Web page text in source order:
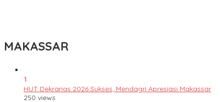
MAKASSAR
1
HUT Dekranas 2026 Sukses, Mendagri Apresiasi Makassar
250 views